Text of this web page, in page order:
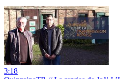
3:18